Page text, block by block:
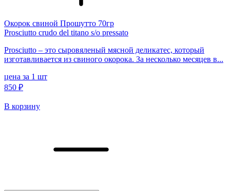
Окорок свиной Прошутто 70гр
Prosciutto crudo del titano s/o pressato
Prosciutto – это сыровяленый мясной деликатес, который
изготавливается из свиного окорока. За несколько месяцев в...
цена за 1 шт
850 ₽
В корзину